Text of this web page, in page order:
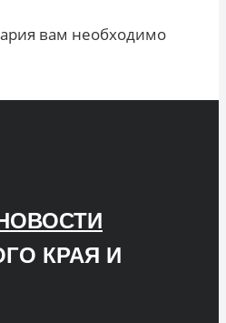
вам необходимо
КРАЯ И